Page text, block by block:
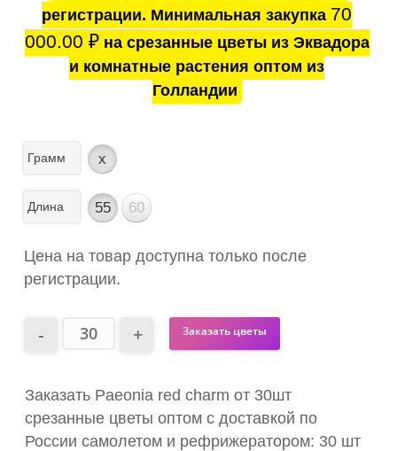
регистрации. Минимальная закупка 70
000.00 ₽на срезанные цветы из Эквадора
и комнатные растения оптом из
Голландии
Грамм x
Длина 55 60
Цена на товар доступна только после
регистрации.
Заказать цветы
Заказать Paeonia red charm от 30шт
срезанные цветы оптом с доставкой по
России самолетом и рефрижератором: 30 шт